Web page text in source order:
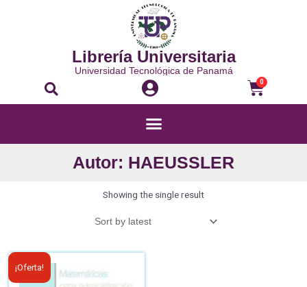
Librería Universitaria
Universidad Tecnológica de Panamá
0
Autor: HAEUSSLER
Showing the single result
¡Oferta!